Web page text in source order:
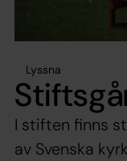
Lyssna
I stiften finns
av Svenska